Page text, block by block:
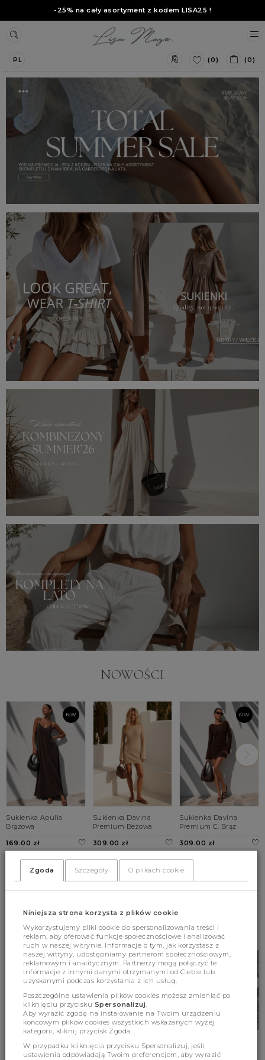
-25% na cały asortyment z kodem LISA25 !
PL (0) (0)
NOWOŚCI
Sukienka Apulia
Brązowa
169.00 zł
Sukienka Davina
Premium Beżowa
309.00 zł
Sukienka Davina
Premium C. Brąz
309.00 zł
Czarna
Premium Kremowy
Premium Cukierkowy
Zgoda Szczegóły O plikach cookie
Niniejsza strona korzysta z plików cookie
Wykorzystujemy pliki cookie do spersonalizowania treści i
reklam, aby oferować funkcje społecznościowe i analizować
ruch w naszej witrynie. Informacje o tym, jak korzystasz z
naszej witryny, udostępniamy partnerom społecznościowym,
reklamowym i analitycznym. Partnerzy mogą połączyć te
informacje z innymi danymi otrzymanymi od Ciebie lub
uzyskanymi podczas korzystania z ich usług.
Poszczególne ustawienia plików cookies możesz zmieniać po
kliknięciu przycisku Spersonalizuj.
Aby wyrazić zgodę na instalowanie na Twoim urządzeniu
końcowym plików cookies wszystkich wskazanych wyżej
kategorii, kliknij przycisk Zgoda.
W przypadku kliknięcia przycisku Spersonalizuj, jeśli
ustawienia odpowiadają Twoim preferencjom, aby wyrazić